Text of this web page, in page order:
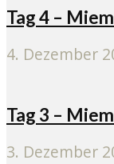
Tag 4 –
4. Dezember
Tag 3 –
3. Dezember